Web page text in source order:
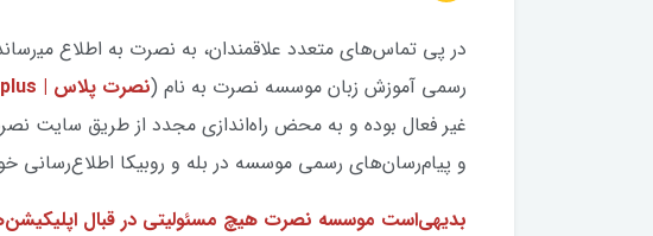
در پی تماس‌های متعدد علاقمندان، به نصرت به اطلاع
رسمی آموزش زبان موسسه نصرت به نام (نصرت پلاس | Nosrat plus
غیر فعال بوده و به محض راه‌اندازی مجدد از طریق سایت
و پیام‌رسان‌های رسمی موسسه در بله و روبیکا اطلاع‌رسانی
بدیهی‌است موسسه نصرت هیچ مسئولیتی در قبال